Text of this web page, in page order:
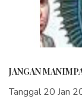
JANGAN
Tanggal 20 Jan